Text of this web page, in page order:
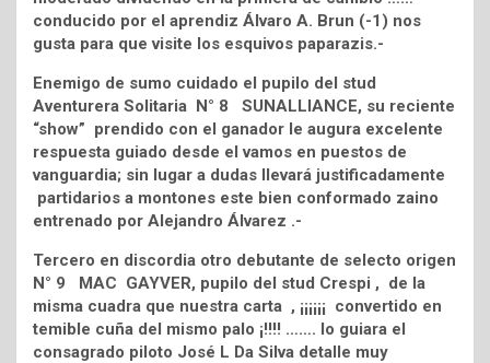
conducido por el aprendiz Álvaro A. Brun (-1) nos
gusta para que visite los esquivos paparazis.-
Enemigo de sumo cuidado el pupilo del stud
Aventurera Solitaria N° 8 SUNALLIANCE, su reciente
“show” prendido con el ganador le augura excelente
respuesta guiado desde el vamos en puestos de
vanguardia; sin lugar a dudas llevará justificadamente
partidarios a montones este bien conformado zaino
entrenado por Alejandro Álvarez .-
Tercero en discordia otro debutante de selecto origen
N° 9 MAC GAYVER, pupilo del stud Crespi , de la
misma cuadra que nuestra carta , ¡¡¡¡¡¡ convertido en
temible cuña del mismo palo ¡!!!! ……. lo guiara el
consagrado piloto José L Da Silva detalle muy